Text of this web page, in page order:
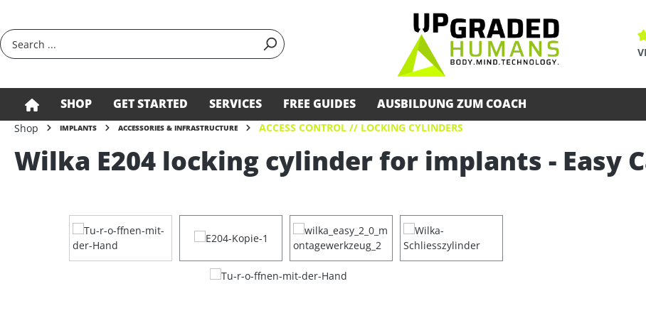
SHOP GET STARTED SERVICES FREE GUIDES AUSBILDUNG ZUM COACH
Shop IMPLANTS ACCESSORIES & INFRASTRUCTURE ACCESS CONTROL // LOCKING CYLINDERS
Wilka E204 locking cylinder for implants - Easy
Skip image gallery